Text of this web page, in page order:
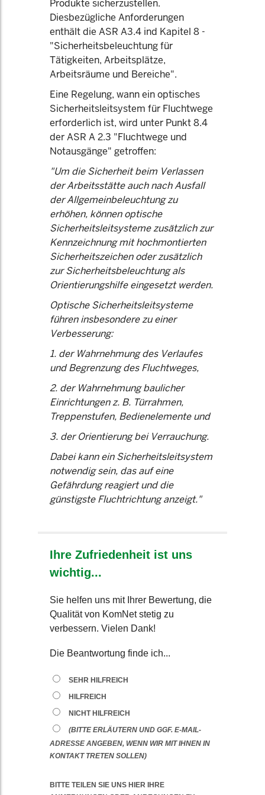
Produkte sicherzustellen.
Diesbezügliche Anforderungen
enthält die ASR A3.4 ind Kapitel 8 -
"Sicherheitsbeleuchtung für
Tätigkeiten, Arbeitsplätze,
Arbeitsräume und Bereiche".
Eine Regelung, wann ein optisches
Sicherheitsleitsystem für Fluchtwege
erforderlich ist, wird unter Punkt 8.4
der ASR A 2.3 "Fluchtwege und
Notausgänge" getroffen:
"Um die Sicherheit beim Verlassen
der Arbeitsstätte auch nach Ausfall
der Allgemeinbeleuchtung zu
erhöhen, können optische
Sicherheitsleitsysteme zusätzlich zur
Kennzeichnung mit hochmontierten
Sicherheitszeichen oder zusätzlich
zur Sicherheitsbeleuchtung als
Orientierungshilfe eingesetzt werden.
Optische Sicherheitsleitsysteme
führen insbesondere zu einer
Verbesserung:
1. der Wahrnehmung des Verlaufes
und Begrenzung des Fluchtweges,
2. der Wahrnehmung baulicher
Einrichtungen z. B. Türrahmen,
Treppenstufen, Bedienelemente und
3. der Orientierung bei Verrauchung.
Dabei kann ein Sicherheitsleitsystem
notwendig sein, das auf eine
Gefährdung reagiert und die
günstigste Fluchtrichtung anzeigt."